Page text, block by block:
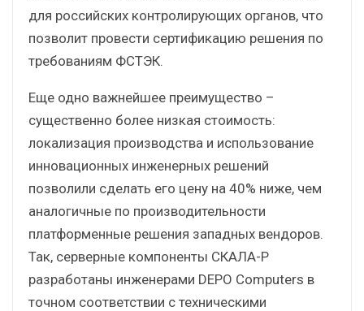
для российских контролирующих органов, что
позволит провести сертификацию решения по
требованиям ФСТЭК.
Еще одно важнейшее преимущество –
существенно более низкая стоимость:
локализация производства и использование
инновационных инженерных решений
позволили сделать его цену на 40% ниже, чем
аналогичные по производительности
платформенные решения западных вендоров.
Так, серверные компоненты СКАЛА-Р
разработаны инженерами DEPO Computers в
точном соответствии с техническими